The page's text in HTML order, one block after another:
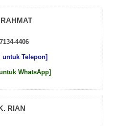
4406
Telepon]
WhatsApp]
RIAN